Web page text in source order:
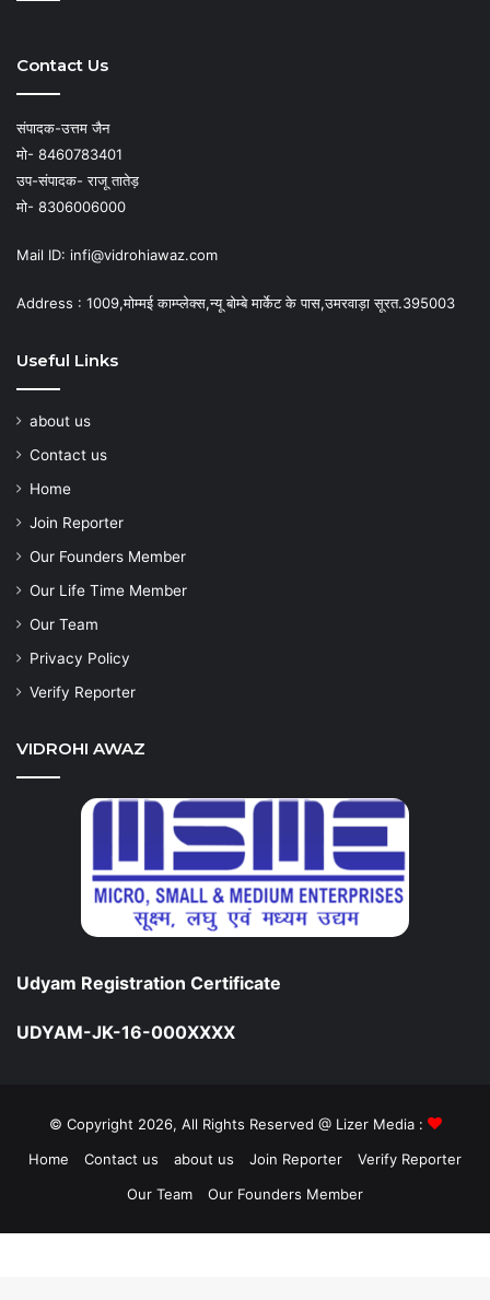
Contact Us
संपादक-उत्तम जैन
मो- 8460783401
उप-संपादक- राजू तातेड़
मो- 8306006000
Mail ID: infi@vidrohiawaz.com
Address : 1009,मोम्मई काम्प्लेक्स,न्यू बोम्बे मार्केट के पास,उमरवाड़ा सूरत.395003
Useful Links
about us
Contact us
Home
Join Reporter
Our Founders Member
Our Life Time Member
Our Team
Privacy Policy
Verify Reporter
VIDROHI AWAZ
Udyam Registration Certificate
UDYAM-JK-16-000XXXX
© Copyright 2026, All Rights Reserved @ Lizer Media :
Home
Contact us about us Join Reporter
Verify Reporter
Our Team
Our Founders Member